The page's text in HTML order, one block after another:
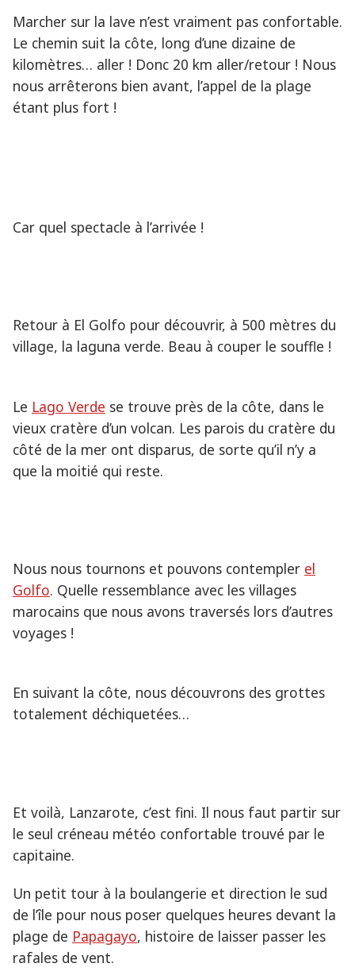
Marcher sur la lave n’est vraiment pas confortable.
Le chemin suit la côte, long d’une dizaine de
kilomètres… aller ! Donc 20 km aller/retour ! Nous
nous arrêterons bien avant, l’appel de la plage
étant plus fort !
Car quel spectacle à l’arrivée !
Retour à El Golfo pour découvrir, à 500 mètres du
village, la laguna verde. Beau à couper le souffle !
Le Lago Verde se trouve près de la côte, dans le
vieux cratère d’un volcan. Les parois du cratère du
côté de la mer ont disparus, de sorte qu’il n’y a
que la moitié qui reste.
Nous nous tournons et pouvons contempler el
Golfo. Quelle ressemblance avec les villages
marocains que nous avons traversés lors d’autres
voyages !
En suivant la côte, nous découvrons des grottes
totalement déchiquetées…
Et voilà, Lanzarote, c’est fini. Il nous faut partir sur
le seul créneau météo confortable trouvé par le
capitaine.
Un petit tour à la boulangerie et direction le sud
de l’île pour nous poser quelques heures devant la
plage de Papagayo, histoire de laisser passer les
rafales de vent.